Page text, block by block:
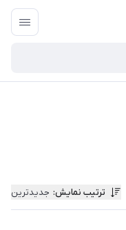
google-site-
ترتیب نمایش: جدیدترین